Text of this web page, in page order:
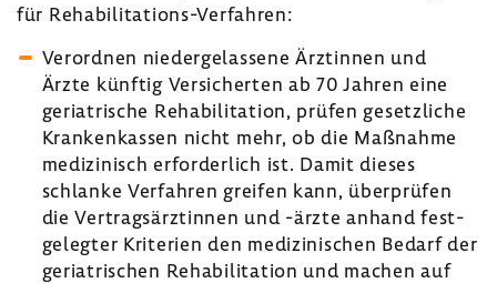
für Rehabilitations-​Verfahren:
Verordnen nieder­ge­las­sene Ärztinnen und
Ärzte künftig Versi­cherten ab 70 Jahren eine
geria­tri­sche Reha­bi­li­ta­tion, prüfen gesetz­liche
Kran­ken­kassen nicht mehr, ob die Maßnahme
medi­zi­nisch erfor­der­lich ist. Damit dieses
schlanke Verfahren greifen kann, über­prüfen
die Vertrags­ärz­tinnen und -ärzte anhand fest­
ge­legter Krite­rien den medi­zi­ni­schen Bedarf der
geria­tri­schen Reha­bi­li­ta­tion und machen auf